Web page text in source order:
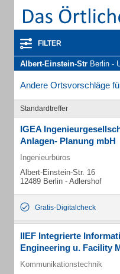
FILTER
Albert-Einstein-Str Berlin -
Andere Ortsvorschläge
Standardtreffer
IGEA
Anlagen- Planung mbH
Ingenieurbüros
Albert-Einstein-Str. 16
12489 Berlin - Adlershof
Gratis-Digitalcheck
IIEF Integrierte
Engineering u. Facility
Kommunikationstechnik